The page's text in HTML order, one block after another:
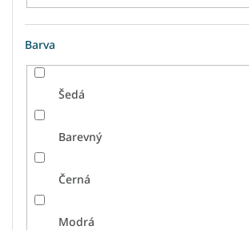
Barva
Šedá
Barevný
Černá
Modrá